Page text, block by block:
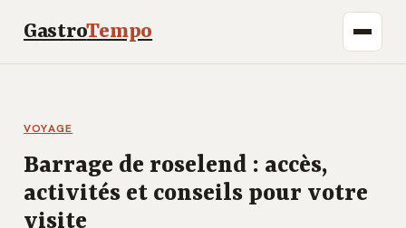
GastroTempo
VOYAGE
Barrage de roselend : accès,
activités et conseils pour votre
visite